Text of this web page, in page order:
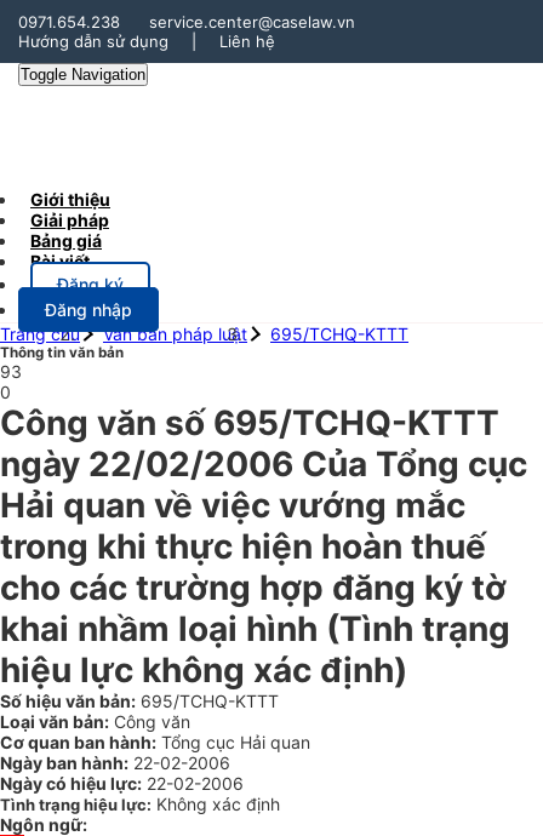
0971.654.238
service.center@caselaw.vn
Hướng dẫn sử dụng
Liên hệ
Toggle Navigation
Giới thiệu
Giải pháp
Bảng giá
Bài viết
Đăng ký
Đăng nhập
Trang chủ
Văn bản pháp luật 695/TCHQ-KTTT
Thông tin văn bản
93
0
Công văn số 695/TCHQ-KTTT
ngày 22/02/2006 Của Tổng cục
Hải quan về việc vướng mắc
trong khi thực hiện hoàn thuế
cho các trường hợp đăng ký tờ
khai nhầm loại hình (Tình trạng
hiệu lực không xác định)
Số hiệu văn bản: 695/TCHQ-KTTT
Loại văn bản: Công văn
Cơ quan ban hành: Tổng cục Hải quan
Ngày ban hành: 22-02-2006
Ngày có hiệu lực: 22-02-2006
Tình trạng hiệu lực: Không xác định
Ngôn ngữ: